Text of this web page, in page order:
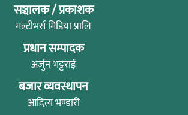
सञ्चालक / प्रकाशक
मल्टीभर्स मिडिया प्रालि
प्रधान सम्पादक
अर्जुन भट्टराई
बजार व्यवस्थापन
आदित्य भण्डारी